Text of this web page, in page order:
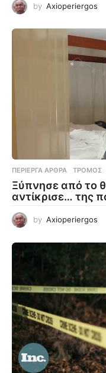
by Axioperiergos
ΠΕΡΊΕΡΓΑ ΆΡΘΡΑ ΤΡΌΜΟΣ
Ξύπνησε από το
αντίκρισε… της
by Axioperiergos